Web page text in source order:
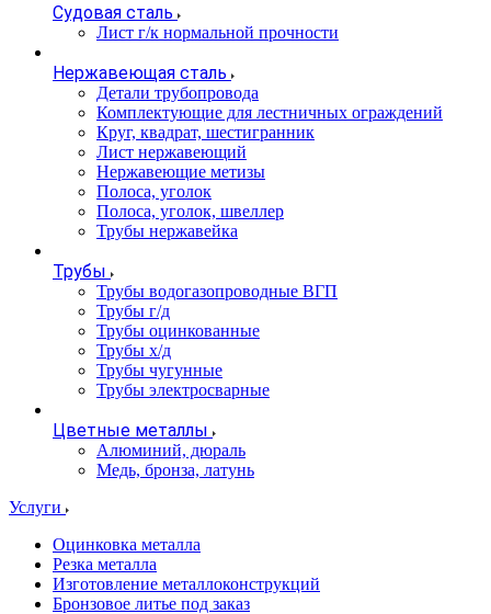
Судовая сталь
Лист г/к нормальной прочности
Нержавеющая сталь
Детали трубопровода
Комплектующие для лестничных ограждений
Круг, квадрат, шестигранник
Лист нержавеющий
Нержавеющие метизы
Полоса, уголок
Полоса, уголок, швеллер
Трубы нержавейка
Трубы
Трубы водогазопроводные ВГП
Трубы г/д
Трубы оцинкованные
Трубы х/д
Трубы чугунные
Трубы электросварные
Цветные металлы
Алюминий, дюраль
Медь, бронза, латунь
Услуги
Оцинковка металла
Резка металла
Изготовление металлоконструкций
Бронзовое литье под заказ